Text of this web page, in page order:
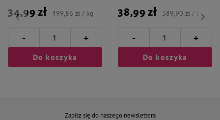
34,99 zł 499,86 zł / kg
- +
Do koszyka
38,99 zł 389,90 zł / l
- +
Do koszyka
Zapisz się do naszego newslettera